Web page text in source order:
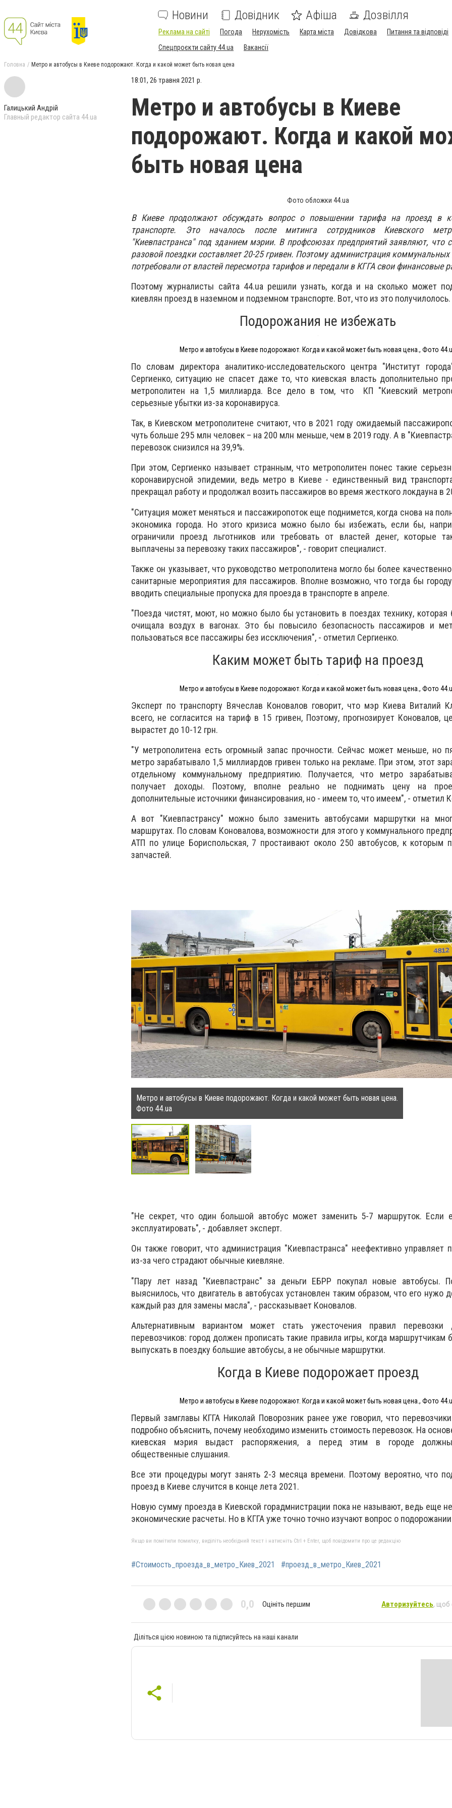
Новини Довідник Афіша Дозвілля
Реклама на сайті Погода Нерухомість Карта міста Довідкова Питання та відповіді
Спецпроєкти сайту 44.ua
Вакансії
Головна Метро и автобусы в Киеве подорожают. Когда и какой может быть новая цена
Галицький Андрій
Главный редактор сайта 44.ua
18:01, 26 травня 2021 р.
Метро и автобусы в Киеве
подорожают. Когда и какой
быть новая цена
Фото обложки 44.ua
В Киеве продолжают обсуждать вопрос о повышении тарифа на проезд в
транспорте. Это началось после митинга сотрудников Киевского
"Киевпастранса" под зданием мэрии. В профсоюзах предприятий заявляют, что
разовой поездки составляет 20-25 гривен. Поэтому администрация коммунальных
потребовали от властей пересмотра тарифов и передали в КГГА свои финансовые
Поэтому журналисты сайта 44.ua решили узнать, когда и на сколько может
киевлян проезд в наземном и подземном транспорте. Вот, что из это получилолось.
Подорожания не избежать
Метро и автобусы в Киеве подорожают. Когда и какой может быть новая цена., Фото
По словам директора аналитико-исследовательского центра "Институт
Сергиенко, ситуацию не спасет даже то, что киевская власть дополнительно
метрополитен на 1,5 миллиарда. Все дело в том, что КП "Киевский
серьезные убытки из-за коронавируса.
Так, в Киевском метрополитене считают, что в 2021 году ожидаемый
чуть больше 295 млн человек – на 200 млн меньше, чем в 2019 году. А в
перевозок снизился на 39,9%.
При этом, Сергиенко называет странным, что метрополитен понес такие
коронавирусной эпидемии, ведь метро в Киеве - единственный вид
прекращал работу и продолжал возить пассажиров во время жесткого локдауна в
"Ситуация может меняться и пассажиропоток еще поднимется, когда снова на
экономика города. Но этого кризиса можно было бы избежать, если бы,
ограничили проезд льготников или требовать от властей денег, которые
выплачены за перевозку таких пассажиров", - говорит специалист.
Также он указывает, что руководство метрополитена могло бы более качественно
санитарные мероприятия для пассажиров. Вполне возможно, что тогда бы
вводить специальные пропуска для проезда в транспорте в апреле.
"Поезда чистят, моют, но можно было бы установить в поездах технику, которая
очищала воздух в вагонах. Это бы повысило безопасность пассажиров и
пользоваться все пассажиры без иссключения", - отметил Сергиенко.
Каким может быть тариф на проезд
Метро и автобусы в Киеве подорожают. Когда и какой может быть новая цена., Фото
Эксперт по транспорту Вячеслав Коновалов говорит, что мэр Киева Виталий
всего, не согласится на тариф в 15 гривен, Поэтому, прогнозирует Коновалов,
вырастет до 10-12 грн.
"У метрополитена есть огромный запас прочности. Сейчас может меньше, но
метро зарабатывало 1,5 миллиардов гривен только на рекламе. При этом, этот
отдельному коммунальному предприятию. Получается, что метро
получает доходы. Поэтому, вполне реально не поднимать цену на
дополнительные источники финансирования, но - имеем то, что имеем", - отметил
А вот "Киевпастрансу" можно было заменить автобусами маршрутки на
маршрутах. По словам Коновалова, возможности для этого у коммунального
АТП по улице Бориспольская, 7 простаивают около 250 автобусов, к которым
запчастей.
Метро и автобусы в Киеве подорожают. Когда и какой может быть новая цена.
Фото 44.ua
"Не секрет, что один большой автобус может заменить 5-7 маршруток. Если
эксплуатировать", - добавляет эксперт.
Он также говорит, что администрация "Киевпастранса" неефективно управляет
из-за чего страдают обычные киевляне.
"Пару лет назад "Киевпастранс" за деньги ЕБРР покупал новые автобусы.
выяснилось, что двигатель в автобусах установлен таким образом, что его нужо
каждый раз для замены масла", - рассказывает Коновалов.
Альтернативным вариантом может стать ужесточения правил перевозки
перевозчиков: город должен прописать такие правила игры, когда маршрутчикам
выпускать в поездку большие автобусы, а не обычные маршрутки.
Когда в Киеве подорожает проезд
Метро и автобусы в Киеве подорожают. Когда и какой может быть новая цена., Фото
Первый замглавы КГГА Николай Поворозник ранее уже говорил, что
подробно объяснить, почему необходимо изменить стоимость перевозок. На
киевская мэрия выдаст распоряжения, а перед этим в городе должны
общественные слушания.
Все эти процедуры могут занять 2-3 месяца времени. Поэтому вероятно, что
проезд в Киеве случится в конце лета 2021.
Новую сумму проезда в Киевской горадмнистрации пока не называют, ведь еще
экономические расчеты. Но в КГГА уже точно точно изучают вопрос о
Якщо ви помітили помилку, виділіть необхідний текст і натисніть Ctrl + Enter, щоб повідомити про це редакцію
#Стоимость_проезда_в_метро_Киев_2021 #проезд_в_метро_Киев_2021
0,0 Оцініть першим Авторизуйтесь, щоб
Діліться цією новиною та підписуйтесь на наші канали